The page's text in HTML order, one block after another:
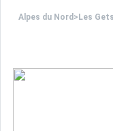
- 1 local équipé
Au premier étage :
- 1 entrée avec
Alpes du Nord > Les Gets